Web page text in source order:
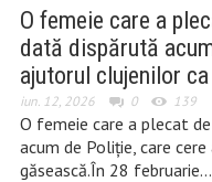
O femeie care a
dată dispărută
ajutorul clujenilor
iun. 12, 2026 0 139
O femeie care a plecat
acum de Poliție, care
găsească.În 28 februarie…